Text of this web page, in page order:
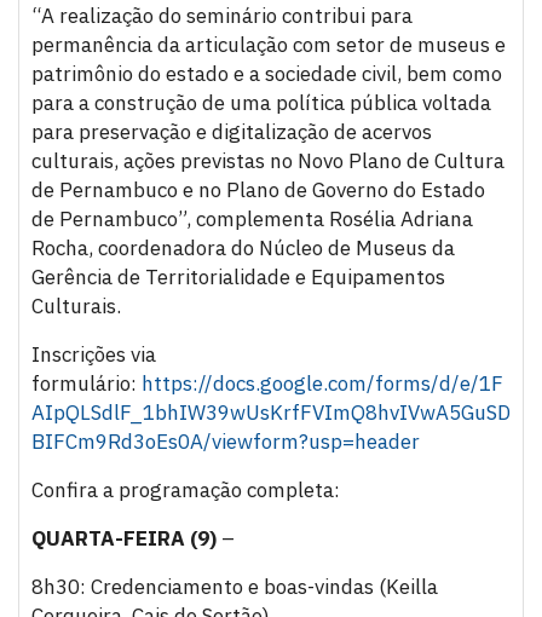
“A realização do seminário contribui para
permanência da articulação com setor de museus e
patrimônio do estado e a sociedade civil, bem como
para a construção de uma política pública voltada
para preservação e digitalização de acervos
culturais, ações previstas no Novo Plano de Cultura
de Pernambuco e no Plano de Governo do Estado
de Pernambuco”, complementa Rosélia Adriana
Rocha, coordenadora do Núcleo de Museus da
Gerência de Territorialidade e Equipamentos
Culturais.
Inscrições via
formulário: https://docs.google.com/forms/d/e/1F
AIpQLSdlF_1bhIW39wUsKrfFVImQ8hvIVwA5GuSD
BIFCm9Rd3oEs0A/viewform?usp=header
Confira a programação completa:
QUARTA-FEIRA (9) –
8h30: Credenciamento e boas-vindas (Keilla